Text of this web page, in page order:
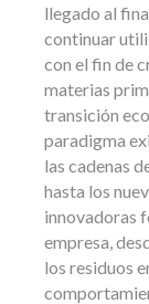
llegado al
continuar
con el fin de
materias
transición
paradigma
las cadenas
hasta los
innovadoras
empresa,
los residuos